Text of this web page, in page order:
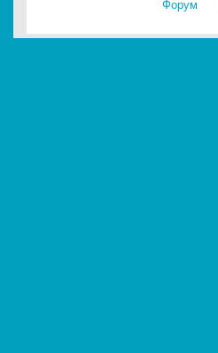
Форум